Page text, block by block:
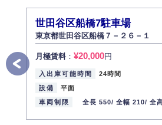
世田谷区船橋7駐車場
東京都世田谷区船橋７－２６－１
月極賃料： ¥20,000円
入出庫可能時間
24時間
設備
平面
車両制限
全長 550/ 全幅 210/ 全